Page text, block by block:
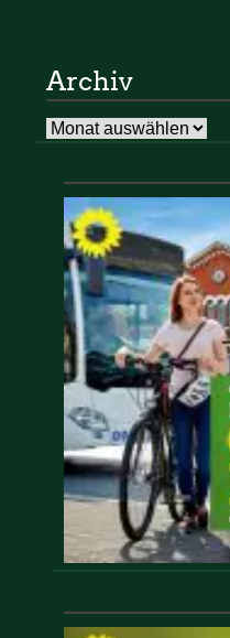
Archiv
Archiv